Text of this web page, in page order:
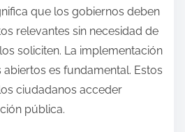
que los gobiernos deben
relevantes sin necesidad de
soliciten. La implementación
es fundamental. Estos
ciudadanos acceder
pública.